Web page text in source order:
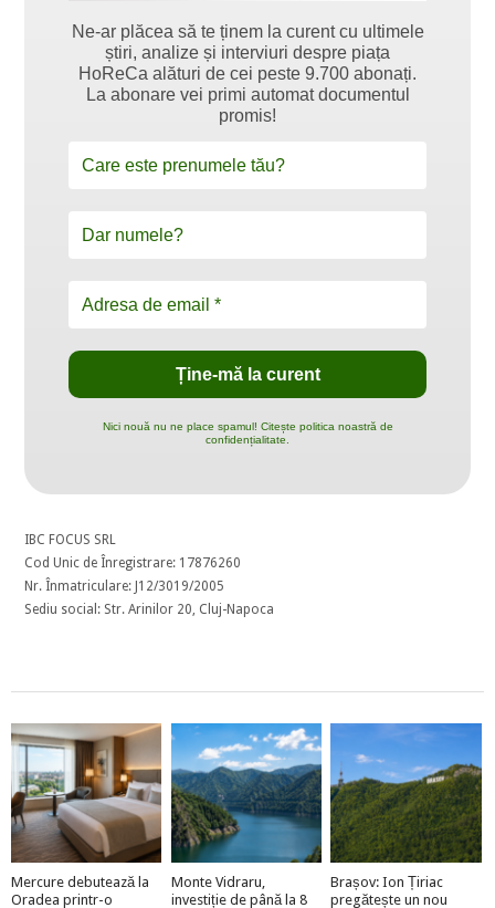
Ne-ar plăcea să te ținem la curent cu ultimele
știri, analize și interviuri despre piața
HoReCa alături de cei peste 9.700 abonați.
La abonare vei primi automat documentul
promis!
Nici nouă nu ne place spamul! Citește politica noastră de
confidențialitate.
IBC FOCUS SRL
Cod Unic de Înregistrare: 17876260
Nr. Înmatriculare: J12/3019/2005
Sediu social: Str. Arinilor 20, Cluj-Napoca
Mercure debutează la
Oradea printr-o
Monte Vidraru,
investiție de până la 8
Brașov: Ion Țiriac
pregătește un nou